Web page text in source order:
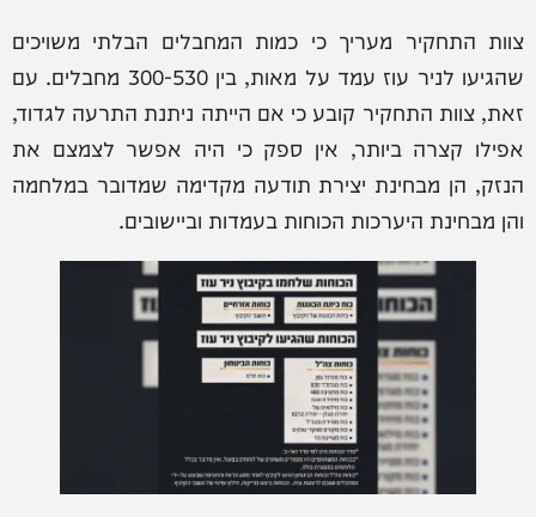
צוות התחקיר מעריך כי כמות המחבלים הבלתי משויכים
שהגיעו לניר עוז עמד על מאות, בין 300-530 מחבלים. עם
זאת, צוות התחקיר קובע כי אם הייתה ניתנת התרעה לגדוד,
אפילו קצרה ביותר, אין ספק כי היה אפשר לצמצם את
הנזק, הן מבחינת יצירת תודעה מקדימה שמדובר במלחמה
והן מבחינת היערכות הכוחות בעמדות וביישובים.